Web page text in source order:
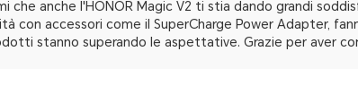
che anche l'HONOR Magic V2 ti stia dando grandi
con accessori come il SuperCharge Power Adapter,
stanno superando le aspettative. Grazie per aver